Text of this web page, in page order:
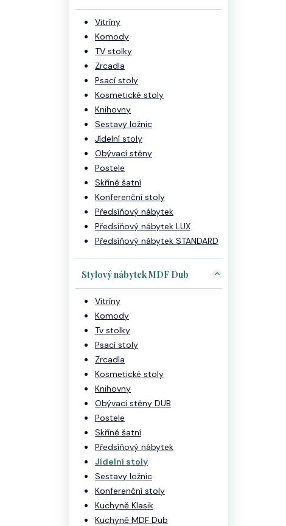
Vitríny
Komody
TV stolky
Zrcadla
Psací stoly
Kosmetické stoly
Knihovny
Sestavy ložnic
Jídelní stoly
Obývací stěny
Postele
Skříně šatní
Konferenční stoly
Předsíňový nábytek
Předsíňový nábytek LUX
Předsíňový nábytek STANDARD
Stylový nábytek MDF Dub
Vitríny
Komody
Tv stolky
Psací stoly
Zrcadla
Kosmetické stoly
Knihovny
Obývací stěny DUB
Postele
Skříně šatní
Předsíňový nábytek
Jídelní stoly
Sestavy ložnic
Konferenční stoly
Kuchyně Klasik
Kuchyně MDF Dub